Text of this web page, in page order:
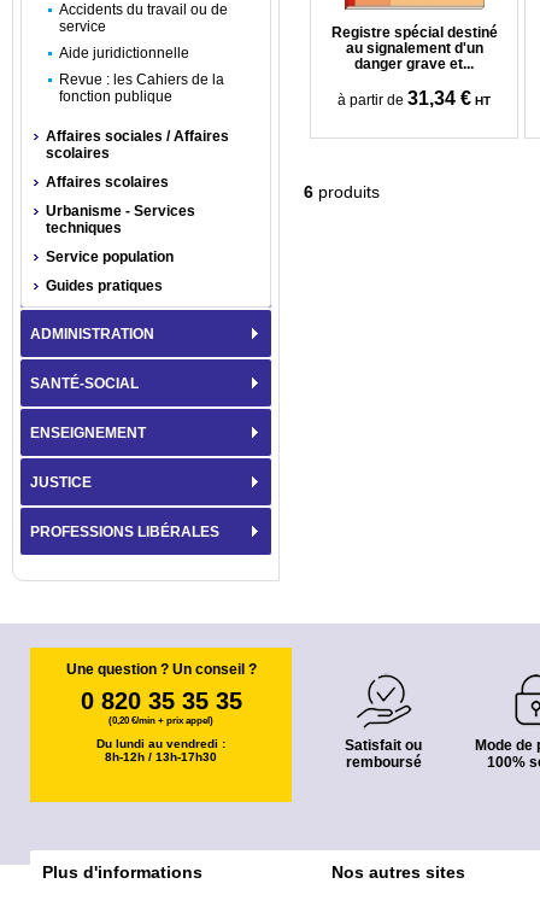
Registre spécial destiné
au signalement d'un
danger grave et...
à partir de 31,34 € HT
6 produits
Accidents du travail ou de
service
Aide juridictionnelle
Revue : les Cahiers de la
fonction publique
Affaires sociales / Affaires
scolaires
Affaires scolaires
Urbanisme - Services
techniques
Service population
Guides pratiques
ADMINISTRATION
SANTÉ-SOCIAL
ENSEIGNEMENT
JUSTICE
PROFESSIONS LIBÉRALES
Une question ? Un conseil ?
0 820 35 35 35
(0,20 €/min + prix appel)
Du lundi au vendredi :
8h-12h / 13h-17h30
Satisfait ou
remboursé
Mode de
100%
Plus d'informations Nos autres sites